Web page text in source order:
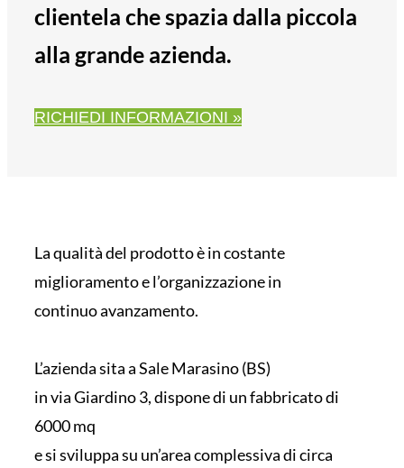
clientela che spazia dalla piccola
alla grande azienda.
RICHIEDI INFORMAZIONI »
La qualità del prodotto è in costante
miglioramento e l’organizzazione in
continuo avanzamento.
L’azienda sita a Sale Marasino (BS)
in via Giardino 3, dispone di un fabbricato di
6000 mq
e si sviluppa su un’area complessiva di circa